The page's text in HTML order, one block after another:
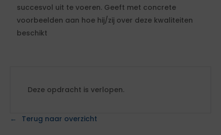
succesvol uit te voeren. Geeft met concrete
voorbeelden aan hoe hij/zij over deze kwaliteiten
beschikt
Deze opdracht is verlopen.
Terug naar overzicht